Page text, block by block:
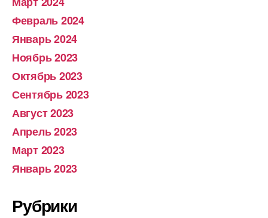
Февраль 2024
Январь 2024
Ноябрь 2023
Октябрь 2023
Сентябрь 2023
Август 2023
Апрель 2023
Март 2023
Январь 2023
Рубрики